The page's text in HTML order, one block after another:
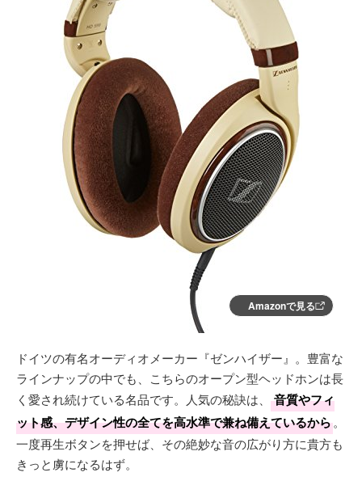
Amazonで見る
ドイツの有名オーディオメーカー『ゼンハイザー』。豊富な
ラインナップの中でも、こちらのオープン型ヘッドホンは長
く愛され続けている名品です。人気の秘訣は、
音質やフィ
ット感、デザイン性の全てを高水準で兼ね備えているから。
一度再生ボタンを押せば、その絶妙な音の広がり方に貴方も
きっと虜になるはず。